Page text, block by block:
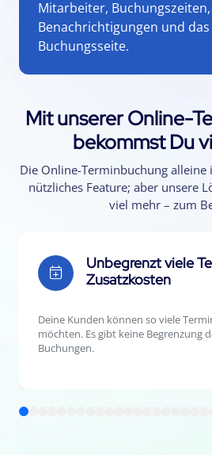
Mitarbeiter, Buchungszeiten,
Benachrichtigungen und
Buchungsseite.
Mit unserer Online-
bekommst Du
Die Online-Terminbuchung alleine
nützliches Feature; aber unsere
viel mehr – zum
Unbegrenzt viele
Zusatzkosten
Deine Kunden können so viele
möchten. Es gibt keine Begrenzung
Buchungen.